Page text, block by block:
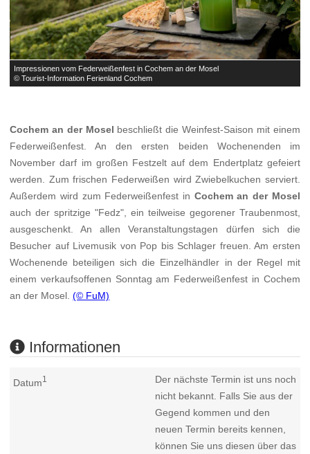
Impressionen vom Federweißenfest in Cochem an der Mosel
© Tourist-Information Ferienland Cochem
Cochem an der Mosel beschließt die Weinfest-Saison mit einem
Federweißenfest. An den ersten beiden Wochenenden im
November darf im großen Festzelt auf dem Endertplatz gefeiert
werden. Zum frischen Federweißen wird Zwiebelkuchen serviert.
Außerdem wird zum Federweißenfest in Cochem an der Mosel
auch der spritzige "Fedz", ein teilweise gegorener Traubenmost,
ausgeschenkt. An allen Veranstaltungstagen dürfen sich die
Besucher auf Livemusik von Pop bis Schlager freuen. Am ersten
Wochenende beteiligen sich die Einzelhändler in der Regel mit
einem verkaufsoffenen Sonntag am Federweißenfest in Cochem
an der Mosel.(© FuM)
Informationen
Datum1
Der nächste Termin ist uns noch
nicht bekannt. Falls Sie aus der
Gegend kommen und den
neuen Termin bereits kennen,
können Sie uns diesen über das